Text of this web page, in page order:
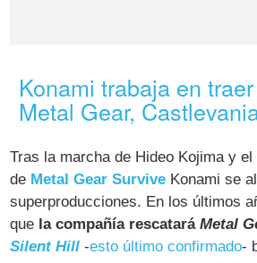
Konami trabaja en
Metal Gear,
Tras la marcha de Hideo Kojima y
de Metal Gear Survive Konami se
superproducciones. En los últimos
que la compañía rescataráMetal
Silent Hill -esto último confirmado-